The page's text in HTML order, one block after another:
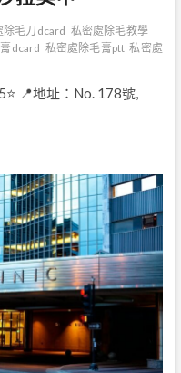
除毛刀dcard 私密處除毛教學
dcard 私密處除毛膏ptt 私密處
📍地址：No. 178號,